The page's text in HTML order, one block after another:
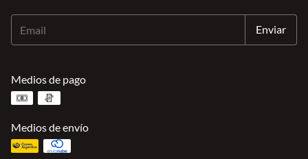
Medios de pago
Medios de envío